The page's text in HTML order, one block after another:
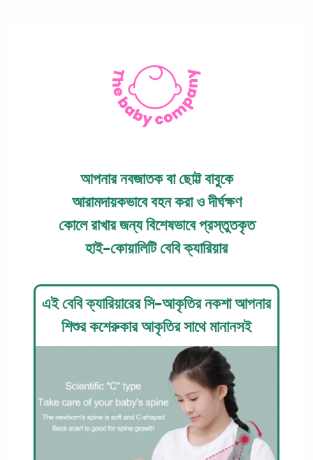
আপনার নবজাতক বা ছোট্ট বাবুকে
আরামদায়কভাবে বহন করা ও দীর্ঘক্ষণ
কোলে রাখার জন্য বিশেষভাবে প্রস্তুতকৃত
হাই-কোয়ালিটি বেবি ক্যারিয়ার
এই বেবি ক্যারিয়ারের সি-আকৃতির নকশা আপনার
শিশুর কশেরুকার আকৃতির সাথে মানানসই